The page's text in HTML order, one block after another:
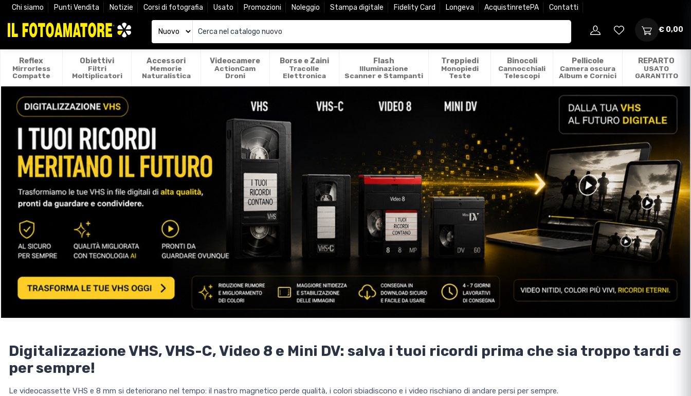
Chi siamo Punti Vendita Notizie Corsi di fotografia Usato Promozioni Noleggio Stampa digitale Fidelity Card Longeva AcquistinretePA Contatti
€ 0,00
Reflex
Mirrorless
Compatte
Obiettivi
Filtri
Moltiplicatori
Accessori
Memorie
Naturalistica
Videocamere
ActionCam
Droni
Borse e Zaini
Tracolle
Elettronica
Flash
Illuminazione
Scanner e Stampanti
Treppiedi
Monopiedi
Teste
Binocoli
Cannocchiali
Telescopi
Pellicole
Camera oscura
Album e Cornici
REPARTO
USATO
GARANTITO
Digitalizzazione VHS, VHS-C, Video 8 e Mini DV: salva i tuoi ricordi prima che sia troppo tardi e
per sempre!
Le videocassette VHS e 8 mm si deteriorano nel tempo: il nastro magnetico perde qualità, i colori sbiadiscono e i video rischiano di andare persi per sempre.